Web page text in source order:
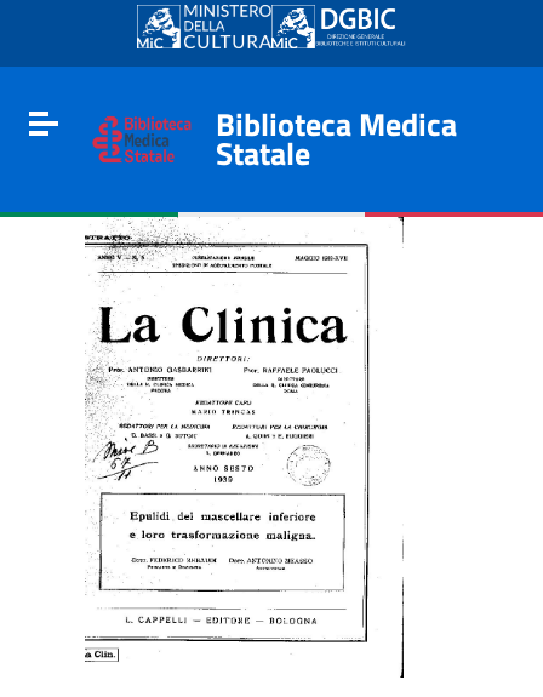
Go to content
Go to the navigation menu
Go to the footer
Toggle navigation
Biblioteca Medica
Statale